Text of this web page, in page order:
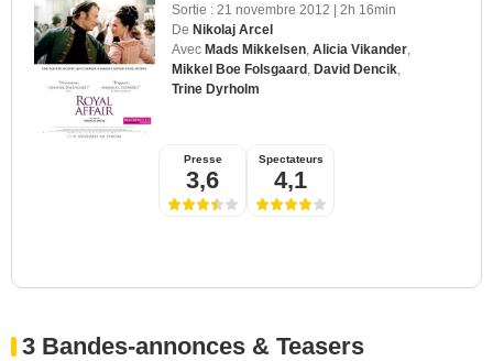
Sortie : 21 novembre 2012 | 2h 16min
De Nikolaj Arcel
Avec Mads Mikkelsen Alicia Vikander
Mikkel Boe Folsgaard David Dencik
Trine Dyrholm
Presse
3,6
Spectateurs
4,1
3 Bandes-annonces & Teasers